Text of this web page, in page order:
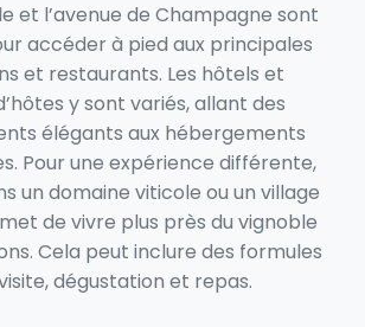
et l’avenue de Champagne sont
accéder à pied aux principales
et restaurants. Les hôtels et
y sont variés, allant des
élégants aux hébergements
Pour une expérience différente,
un domaine viticole ou un village
de vivre plus près du vignoble
Cela peut inclure des formules
dégustation et repas.